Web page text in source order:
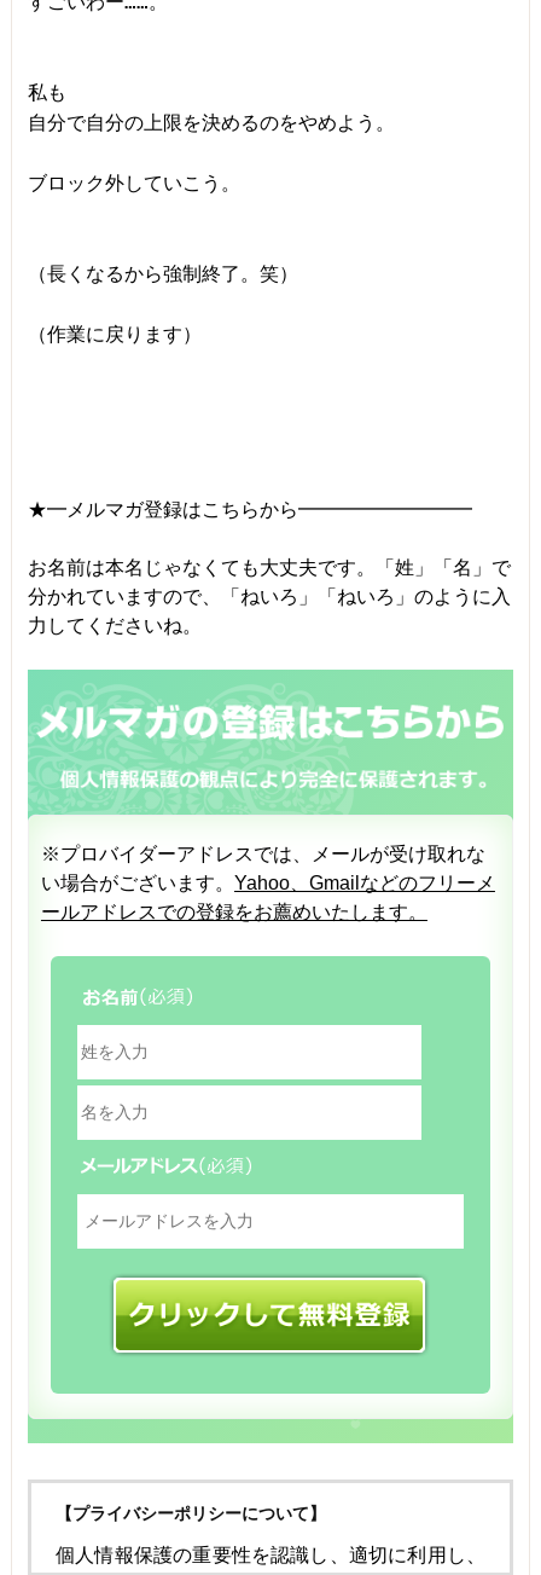
私も
自分で自分の上限を決めるのをやめよう。
ブロック外していこう。
（長くなるから強制終了。笑）
（作業に戻ります）
★━メルマガ登録はこちらから━━━━━━━━━
お名前は本名じゃなくても大丈夫です。「姓」「名」で
分かれていますので、「ねいろ」「ねいろ」のように入
力してくださいね。
※プロバイダーアドレスでは、メールが受け取れな
い場合がございます。 Yahoo、Gmailなどのフリーメ
ールアドレスでの登録をお薦めいたします。
【プライバシーポリシーについて】
個人情報保護の重要性を認識し、適切に利用し、